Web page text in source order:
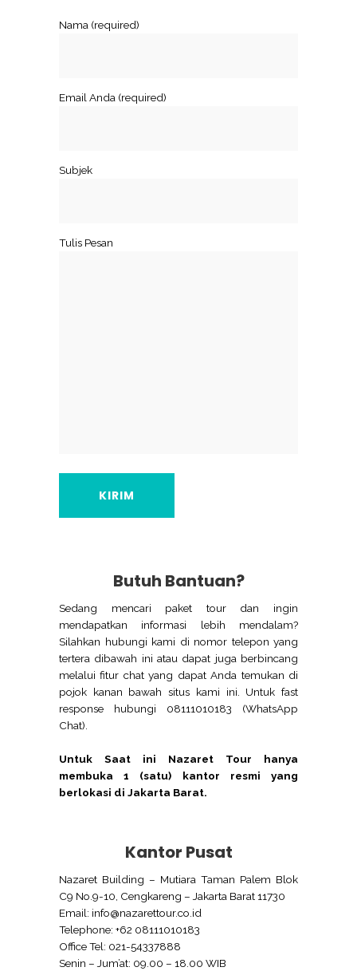
Nama (required)
Email Anda (required)
Subjek
Tulis Pesan
Butuh Bantuan?
Sedang mencari paket tour dan ingin
mendapatkan informasi lebih mendalam?
Silahkan hubungi kami di nomor telepon yang
tertera dibawah ini atau dapat juga berbincang
melalui fitur chat yang dapat Anda temukan di
pojok kanan bawah situs kami ini. Untuk fast
response hubungi 08111010183 (WhatsApp
Chat).
Untuk Saat ini Nazaret Tour hanya
membuka 1 (satu) kantor resmi yang
berlokasi di Jakarta Barat.
Kantor Pusat
Nazaret Building – Mutiara Taman Palem Blok
C9 No.9-10, Cengkareng – Jakarta Barat 11730
Email: info@nazarettour.co.id
Telephone: +62 08111010183
Office Tel: 021-54337888
Senin – Jum’at: 09.00 – 18.00 WIB